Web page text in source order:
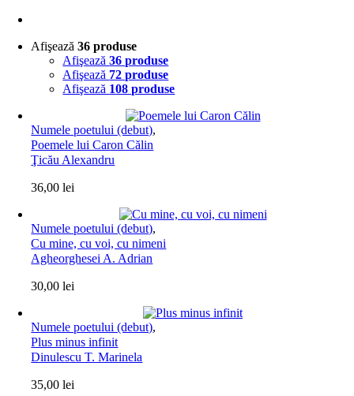
Afişează36 produse
Afişează36 produse
Afişează 72 produse
Afişează 108 produse
Numele poetului (debut),
Poemele lui Caron Călin
Ţicău Alexandru
36,00lei
Numele poetului (debut),
Cu mine, cu voi, cu nimeni
Agheorghesei A. Adrian
30,00lei
Numele poetului (debut),
Plus minus infinit
Dinulescu T. Marinela
35,00lei